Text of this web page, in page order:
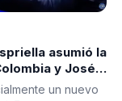
asumió la
y José
se posesionó
un nuevo